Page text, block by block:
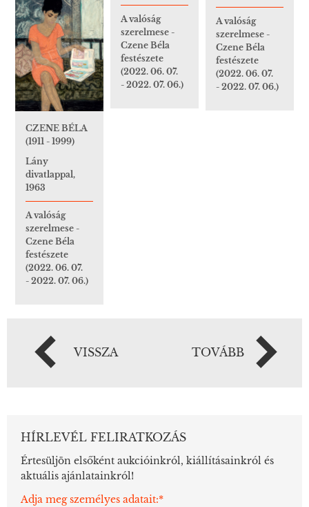
A valóság
szerelmese -
Czene Béla
festészete
(2022. 06. 07.
- 2022. 07. 06.)
A valóság
szerelmese -
Czene Béla
festészete
(2022. 06. 07.
- 2022. 07. 06.)
CZENE BÉLA
(1911 - 1999)
Lány
divatlappal,
1963
A valóság
szerelmese -
Czene Béla
festészete
(2022. 06. 07.
- 2022. 07. 06.)
VISSZA TOVÁBB
HÍRLEVÉL FELIRATKOZÁS
Értesüljön elsőként aukcióinkról, kiállításainkról és
aktuális ajánlatainkról!
Adja meg személyes adatait:*